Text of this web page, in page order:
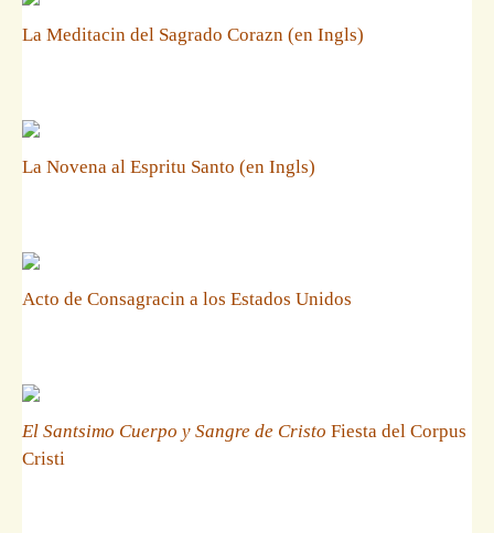
La Meditacin del Sagrado Corazn (en Ingls)
La Novena al Espritu Santo (en Ingls)
Acto de Consagracin a los Estados Unidos
El Santsimo Cuerpo y Sangre de Cristo Fiesta del Corpus
Cristi